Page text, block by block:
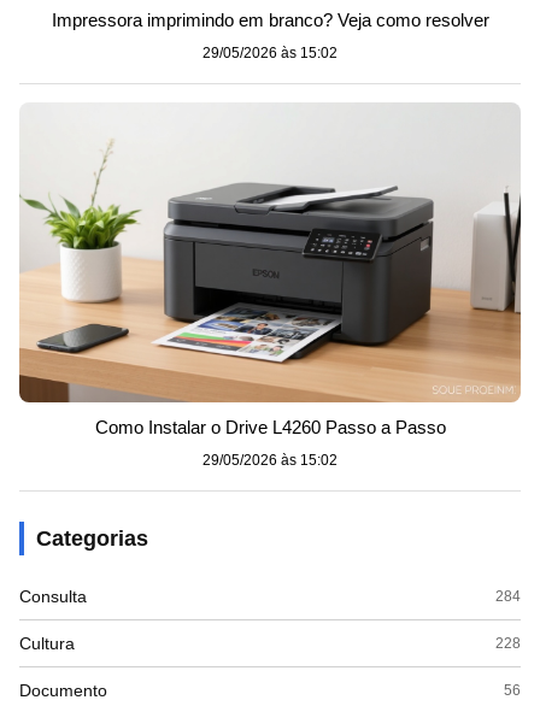
Impressora imprimindo em branco? Veja como resolver
29/05/2026 às 15:02
Como Instalar o Drive L4260 Passo a Passo
29/05/2026 às 15:02
Categorias
Consulta 284
Cultura 228
Documento 56